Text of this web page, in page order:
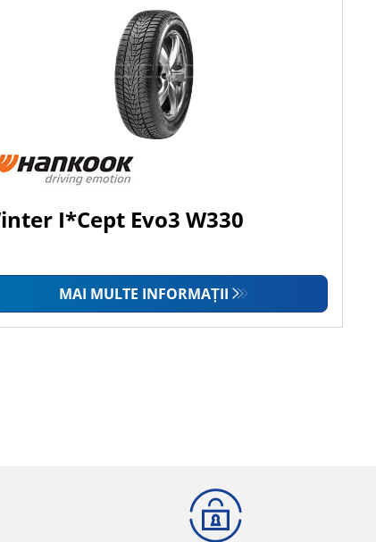
I*Cept Evo3 W330
MAI MULTE INFORMAȚII